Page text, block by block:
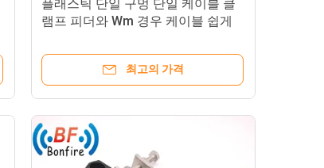
플래스틱 단일 구멍 단일 케이블 클
램프 피더와 Wm 경우 케이블 쉽게
최고의 가격